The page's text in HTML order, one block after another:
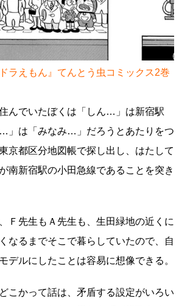
ラえもん』てんとう虫コミックス2巻
んでいたぼくは「しん…」は新宿駅
」は「みなみ…」だろうとあたりをつ
京都区分地図帳で探し出し、はたして
南新宿駅の小田急線であることを突き
Ｆ先生もＡ先生も、生田緑地の近くに
なるまでそこで暮らしていたので、自
デルにしたことは容易に想像できる。
こかって話は、矛盾する設定がいろい